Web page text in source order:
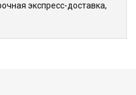
экспресс-доставка,